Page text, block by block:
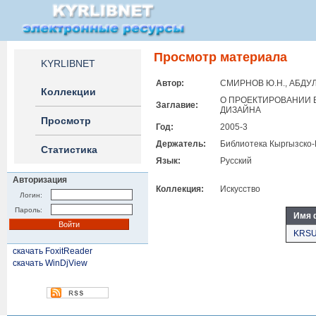
KYRLIBNET
Коллекции
Просмотр
Статистика
Авторизация
Логин:
Пароль:
скачать FoxitReader
скачать WinDjView
Просмотр материала
Автор: СМИРНОВ Ю.Н.,
Заглавие:
О ПРОЕКТИРОВАНИИ
ДИЗАЙНА
Год:
2005-3
Держатель:
Библиотека
Язык:
Русский
Коллекция: Искусство
Имя